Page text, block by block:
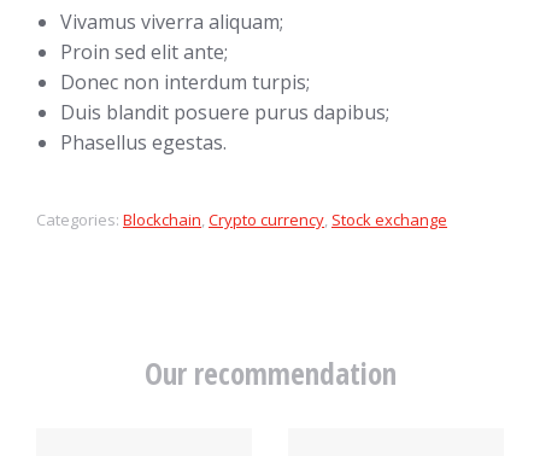
Vivamus viverra aliquam;
Proin sed elit ante;
Donec non interdum turpis;
Duis blandit posuere purus dapibus;
Phasellus egestas.
Categories: Blockchain, Crypto currency, Stock exchange
Our recommendation